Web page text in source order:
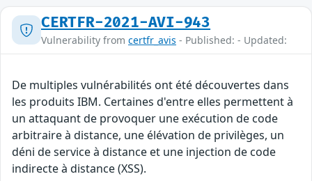
CERTFR-2021-AVI-943
Vulnerability from certfr_avis - Published: - Updated:
De multiples vulnérabilités ont été découvertes dans
les produits IBM. Certaines d'entre elles permettent à
un attaquant de provoquer une exécution de code
arbitraire à distance, une élévation de privilèges, un
déni de service à distance et une injection de code
indirecte à distance (XSS).